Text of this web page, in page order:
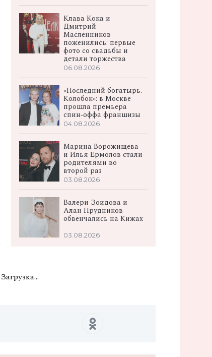
Клава Кока и
Дмитрий
Масленников
поженились: первые
фото со свадьбы и
детали торжества
06.08.2026
«Последний богатырь.
Колобок»: в Москве
прошла премьера
спин‑оффа франшизы
04.08.2026
Марина Ворожищева
и Илья Ермолов стали
родителями во
второй раз
03.08.2026
Валери Зоидова и
Алан Прудников
обвенчались на Кижах
03.08.2026
Загрузка...